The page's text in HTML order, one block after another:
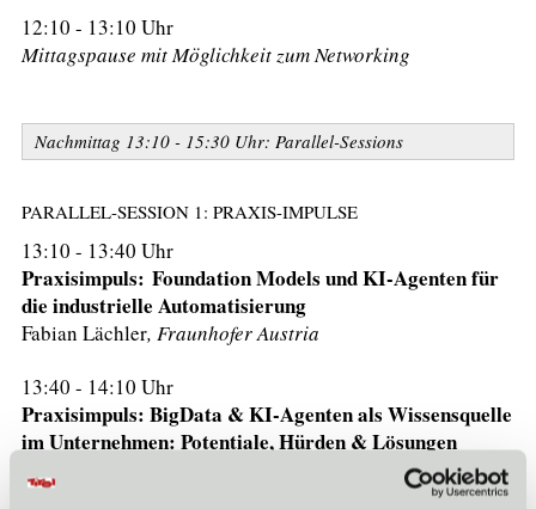
12:10 - 13:10 Uhr
Mittagspause mit Möglichkeit zum Networking
Nachmittag 13:10 - 15:30 Uhr: Parallel-Sessions
PARALLEL-SESSION 1: PRAXIS-IMPULSE
13:10 - 13:40 Uhr
Praxisimpuls: Foundation Models und KI-Agenten für
die industrielle Automatisierung
Fabian Lächler, Fraunhofer Austria
13:40 - 14:10 Uhr
Praxisimpuls: BigData & KI-Agenten als Wissensquelle
im Unternehmen: Potentiale, Hürden & Lösungen